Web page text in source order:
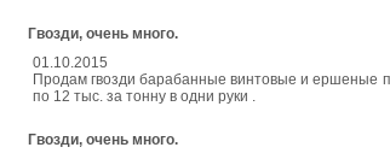
Гвозди, очень много.
01.10.2015
Продам гвозди барабанные винтовые и ершеные
по 12 тыс. за тонну в одни руки .
Гвозди, очень много.